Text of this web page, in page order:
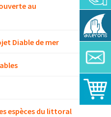
au
Diable de mer
espèces du littoral